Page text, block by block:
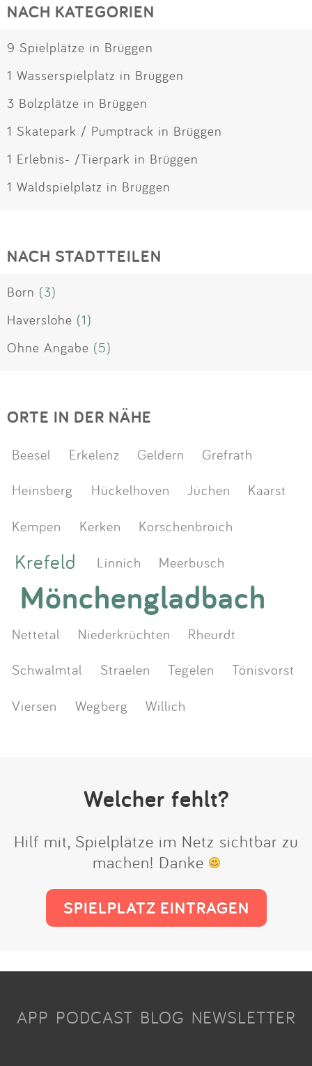
NACH KATEGORIEN
9 Spielplätze in Brüggen
1 Wasserspielplatz in Brüggen
3 Bolzplätze in Brüggen
1 Skatepark / Pumptrack in Brüggen
1 Erlebnis- /Tierpark in Brüggen
1 Waldspielplatz in Brüggen
NACH STADTTEILEN
Born (3)
Haverslohe (1)
Ohne Angabe (5)
ORTE IN DER NÄHE
Beesel Erkelenz Geldern
Grefrath
Heinsberg
Hückelhoven Jüchen
Kaarst
Kempen
Kerken Korschenbroich
Krefeld Linnich Meerbusch
Mönchengladbach
Nettetal Niederkrüchten
Rheurdt
Schwalmtal
Straelen Tegelen
Tönisvorst
Viersen
Wegberg Willich
Welcher fehlt?
Hilf mit, Spielplätze im Netz sichtbar zu
machen! Danke
SPIELPLATZ EINTRAGEN
APP PODCAST BLOG NEWSLETTER